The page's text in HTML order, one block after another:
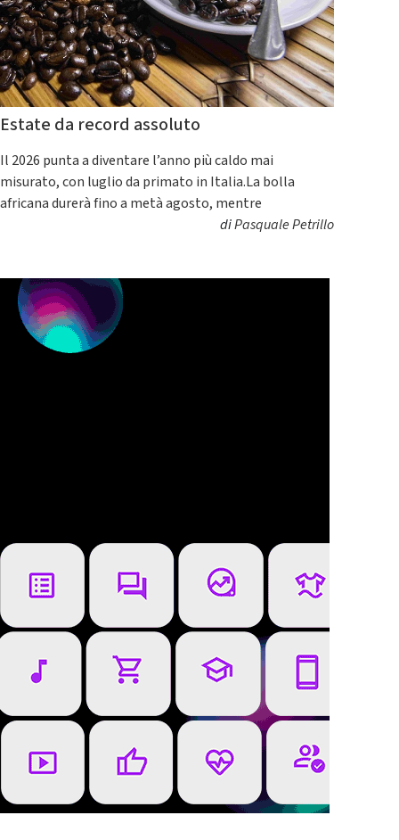
Estate da record assoluto
Il 2026 punta a diventare l’anno più caldo mai
misurato, con luglio da primato in Italia.La bolla
africana durerà fino a metà agosto, mentre
diPasquale Petrillo